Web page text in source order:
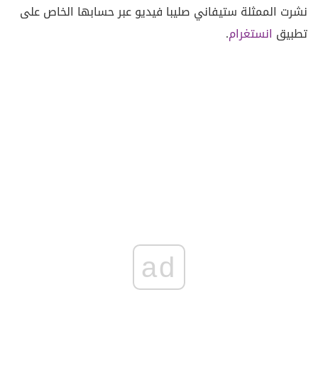
نشرت الممثلة ستيفاني صليبا فيديو عبر حسابها الخاص على
تطبيق انستغرام.
ad